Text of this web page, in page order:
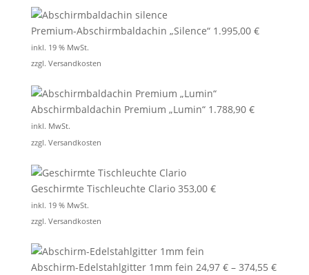
Premium-Abschirmbaldachin „Silence“ 1.995,00 €
inkl. 19 % MwSt.
zzgl. Versandkosten
Abschirmbaldachin Premium „Lumin“ 1.788,90 €
inkl. MwSt.
zzgl. Versandkosten
Geschirmte Tischleuchte Clario 353,00 €
inkl. 19 % MwSt.
zzgl. Versandkosten
Abschirm-Edelstahlgitter 1mm fein 24,97 €– 374,55 €